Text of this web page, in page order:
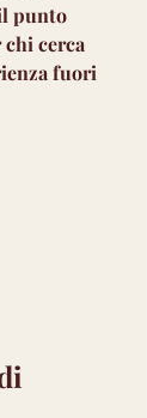
punto
cerca
fuori